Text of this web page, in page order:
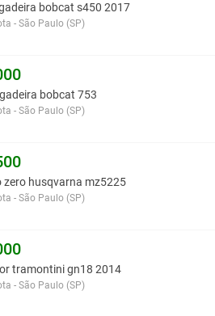
bobcat s450 2017
- São Paulo (SP)
bobcat 753
- São Paulo (SP)
zero husqvarna mz5225
- São Paulo (SP)
tramontini gn18 2014
- São Paulo (SP)